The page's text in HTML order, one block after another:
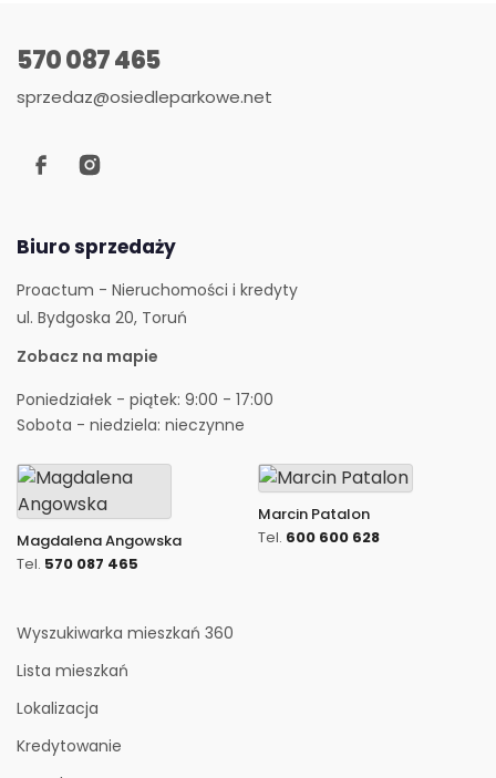
570 087 465
sprzedaz@osiedleparkowe.net
Biuro sprzedaży
Proactum - Nieruchomości i kredyty
ul. Bydgoska 20, Toruń
Zobacz na mapie
Poniedziałek - piątek: 9:00 - 17:00
Sobota - niedziela: nieczynne
Magdalena Angowska
Tel. 570 087 465
Marcin Patalon
Tel. 600 600 628
Wyszukiwarka mieszkań 360
Lista mieszkań
Lokalizacja
Kredytowanie